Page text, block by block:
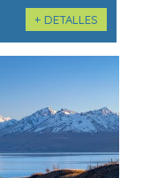
+ DETALLES